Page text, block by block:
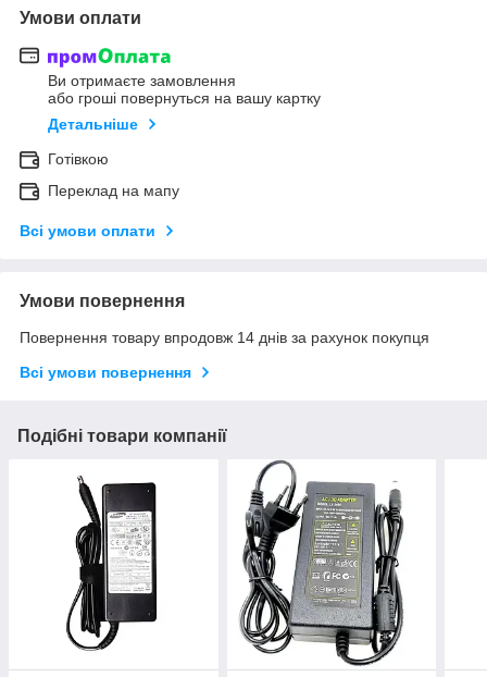
Умови оплати
Ви отримаєте замовлення
або гроші повернуться на вашу картку
Детальніше
Готівкою
Переклад на мапу
Всі умови оплати
Умови повернення
Повернення товару впродовж 14 днів за рахунок покупця
Всі умови повернення
Подібні товари компанії